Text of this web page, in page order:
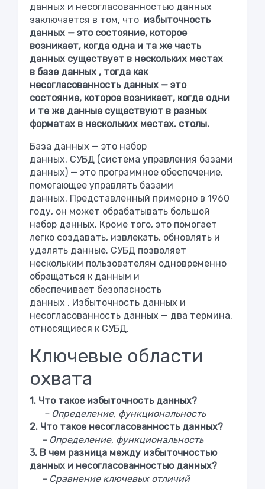
данных и несогласованностью данных
заключается в том, что избыточность
данных — это состояние, которое
возникает, когда одна и та же часть
данных существует в нескольких местах
в базе данных , тогда как
несогласованность данных — это
состояние, которое возникает, когда одни
и те же данные существуют в разных
форматах в нескольких местах. столы.
База данных — это набор
данных. СУБД (система управления базами
данных) — это программное обеспечение,
помогающее управлять базами
данных. Представленный примерно в 1960
году, он может обрабатывать большой
набор данных. Кроме того, это помогает
легко создавать, извлекать, обновлять и
удалять данные. СУБД позволяет
нескольким пользователям одновременно
обращаться к данным и
обеспечивает безопасность
данных . Избыточность данных и
несогласованность данных — два термина,
относящиеся к СУБД.
Ключевые области
охвата
1. Что такое избыточность данных?
– Определение, функциональность
2. Что такое несогласованность данных?
– Определение, функциональность
3. В чем разница между избыточностью
данных и несогласованностью данных?
– Сравнение ключевых отличий